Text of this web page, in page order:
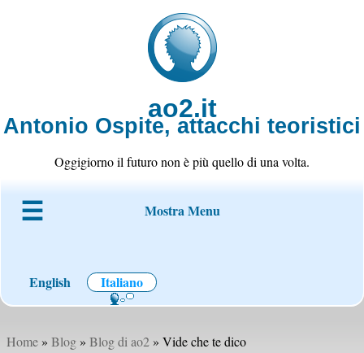
ao2.it
Antonio Ospite, attacchi teoristici
Oggigiorno il futuro non è più quello di una volta.
Mostra Menu
English Italiano
Home» Blog» Blog di ao2» Vide che te dico